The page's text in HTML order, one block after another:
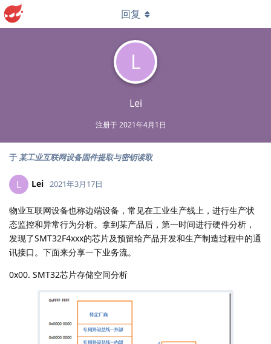
L
Lei
注册于2021年4月1日
回复
于 某工业互联网设备固件提取与密钥读取
L Lei 2021年3月17日
物业互联网设备也称边端设备，常见在工业生产线上，进行生产状
态监控和异常行为分析。拿到某产品后，第一时间进行硬件分析，
发现了SMT32F4xxx的芯片及预留给产品开发和生产制造过程中的通
讯接口。下面来分享一下业务流。
0x00. SMT32芯片存储空间分析